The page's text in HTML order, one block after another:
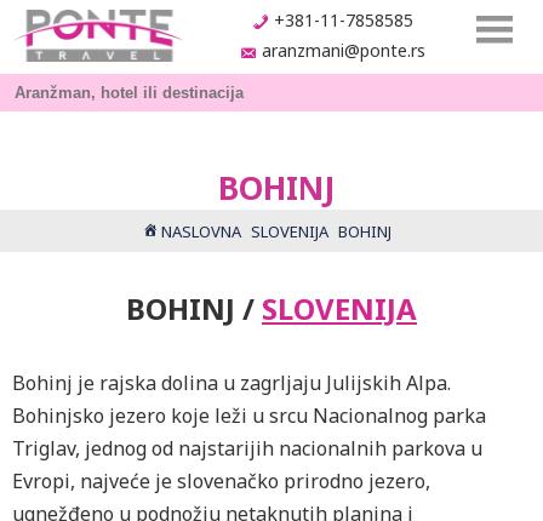
+381-11-7858585
aranzmani@ponte.rs
BOHINJ
NASLOVNA SLOVENIJA BOHINJ
BOHINJ / SLOVENIJA
Bohinj je rajska dolina u zagrljaju Julijskih Alpa.
Bohinjsko jezero koje leži u srcu Nacionalnog parka
Triglav, jednog od najstarijih nacionalnih parkova u
Evropi, najveće je slovenačko prirodno jezero,
ugnežđeno u podnožju netaknutih planina i